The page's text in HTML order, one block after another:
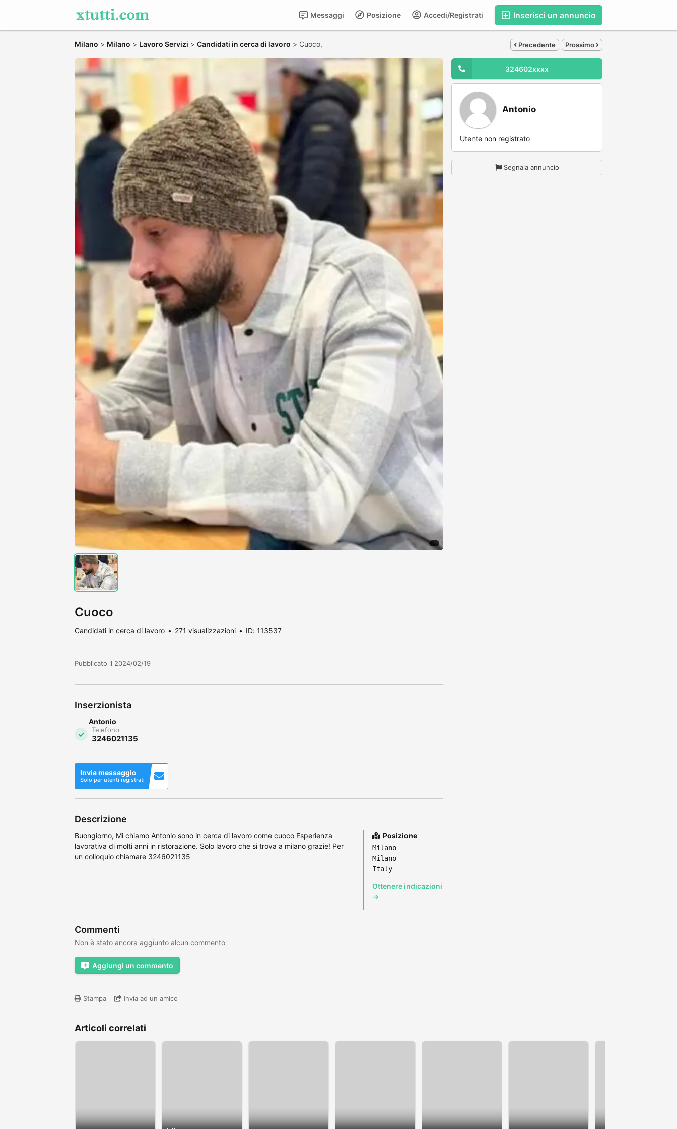
Inserisci un annuncio
Accedi/Registrati
Posizione
Messaggi
Milano > Milano > Lavoro Servizi > Candidati in cerca di lavoro > Cuoco, Precedente Prossimo
Cuoco
Candidati in cerca di lavoro 271 visualizzazioni ID: 113537
Pubblicato il 2024/02/19
Inserzionista
Antonio
Telefono
3246021135
Invia messaggio
Solo per utenti registrati
Descrizione
Buongiorno, Mi chiamo Antonio sono in cerca di lavoro come cuoco Esperienza
lavorativa di molti anni in ristorazione. Solo lavoro che si trova a milano grazie! Per
un colloquio chiamare 3246021135
Posizione
Milano
Milano
Italy
Ottenere indicazioni
→
Commenti
Non è stato ancora aggiunto alcun commento
Aggiungi un commento
Stampa Invia ad un amico
324602xxxx
Antonio
Utente non registrato
Segnala annuncio
Articoli correlati